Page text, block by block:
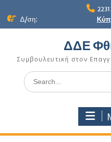
Δ/ση:
ΔΔΕ
Συμβουλευτική στον
Search
for: